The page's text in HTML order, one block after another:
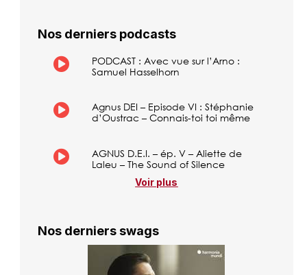
Nos derniers podcasts
PODCAST : Avec vue sur l’Arno :
Samuel Hasselhorn
Agnus DEI – Episode VI : Stéphanie
d’Oustrac – Connais-toi toi même
AGNUS D.E.I. – ép. V – Aliette de
Laleu – The Sound of Silence
Voir plus
Nos derniers swags